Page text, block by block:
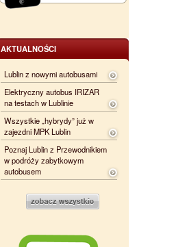
AKTUALNOŚCI
Lublin z nowymi autobusami
Elektryczny autobus IRIZAR
na testach w Lublinie
Wszystkie „hybrydy” już w
zajezdni MPK Lublin
Poznaj Lublin z Przewodnikiem
w podróży zabytkowym
autobusem